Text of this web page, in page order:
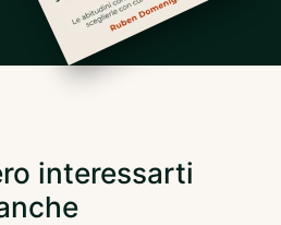
interessarti